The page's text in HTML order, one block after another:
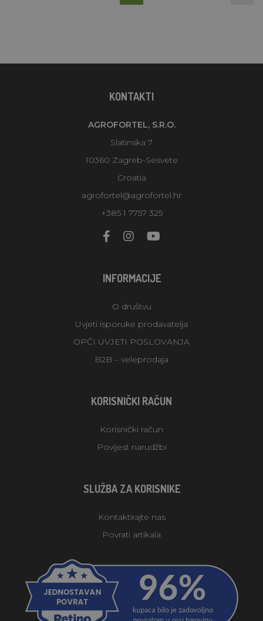
KONTAKTI
AGROFORTEL, S.R.O.
Slatinska 7
10360 Zagreb-Sesvete
Croatia
agrofortel@agrofortel.hr
+385 1 7757 325
INFORMACIJE
O društvu
Uvjeti isporuke prodavatelja
OPĆI UVJETI POSLOVANJA
B2B – veleprodaja
KORISNIČKI RAČUN
Korisnički račun
Povijest narudžbi
SLUŽBA ZA KORISNIKE
Kontaktirajte nas
Povrati artikala